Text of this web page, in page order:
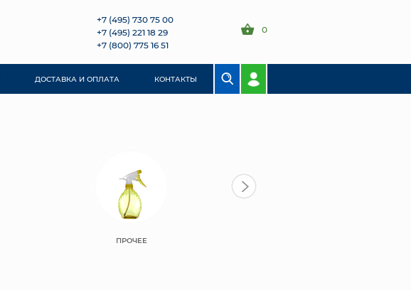
+7 (495) 730 75 00
+7 (495) 221 18 29
+7 (800) 775 16 51
0
ДОСТАВКА И ОПЛАТА КОНТАКТЫ
ПРОЧЕЕ